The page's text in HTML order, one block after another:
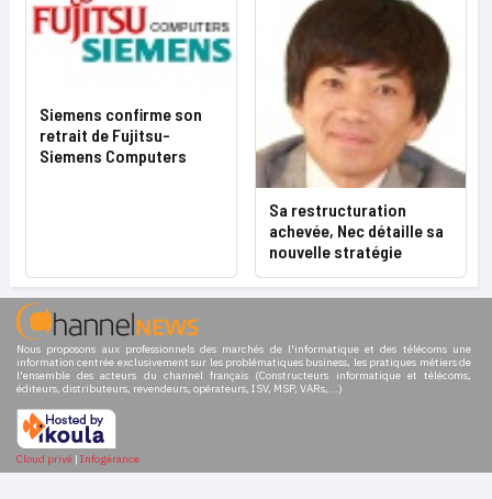
Siemens confirme son
retrait de Fujitsu-
Siemens Computers
Sa restructuration
achevée, Nec détaille sa
nouvelle stratégie
Nous proposons aux professionnels des marchés de l'informatique et des télécoms une
information centrée exclusivement sur les problématiques business, les pratiques métiers de
l'ensemble des acteurs du channel français (Constructeurs informatique et télécoms,
éditeurs, distributeurs, revendeurs, opérateurs, ISV, MSP, VARs,...)
Cloud privé | Infogérance